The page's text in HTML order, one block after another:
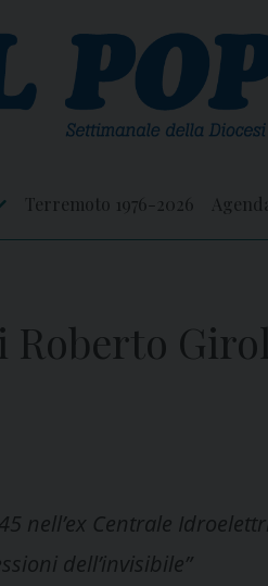
Terremoto 1976-2026
Roberto
nell’ex Centrale
dell’invisibile”